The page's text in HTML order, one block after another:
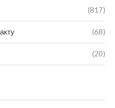
(817)
(68)
(20)